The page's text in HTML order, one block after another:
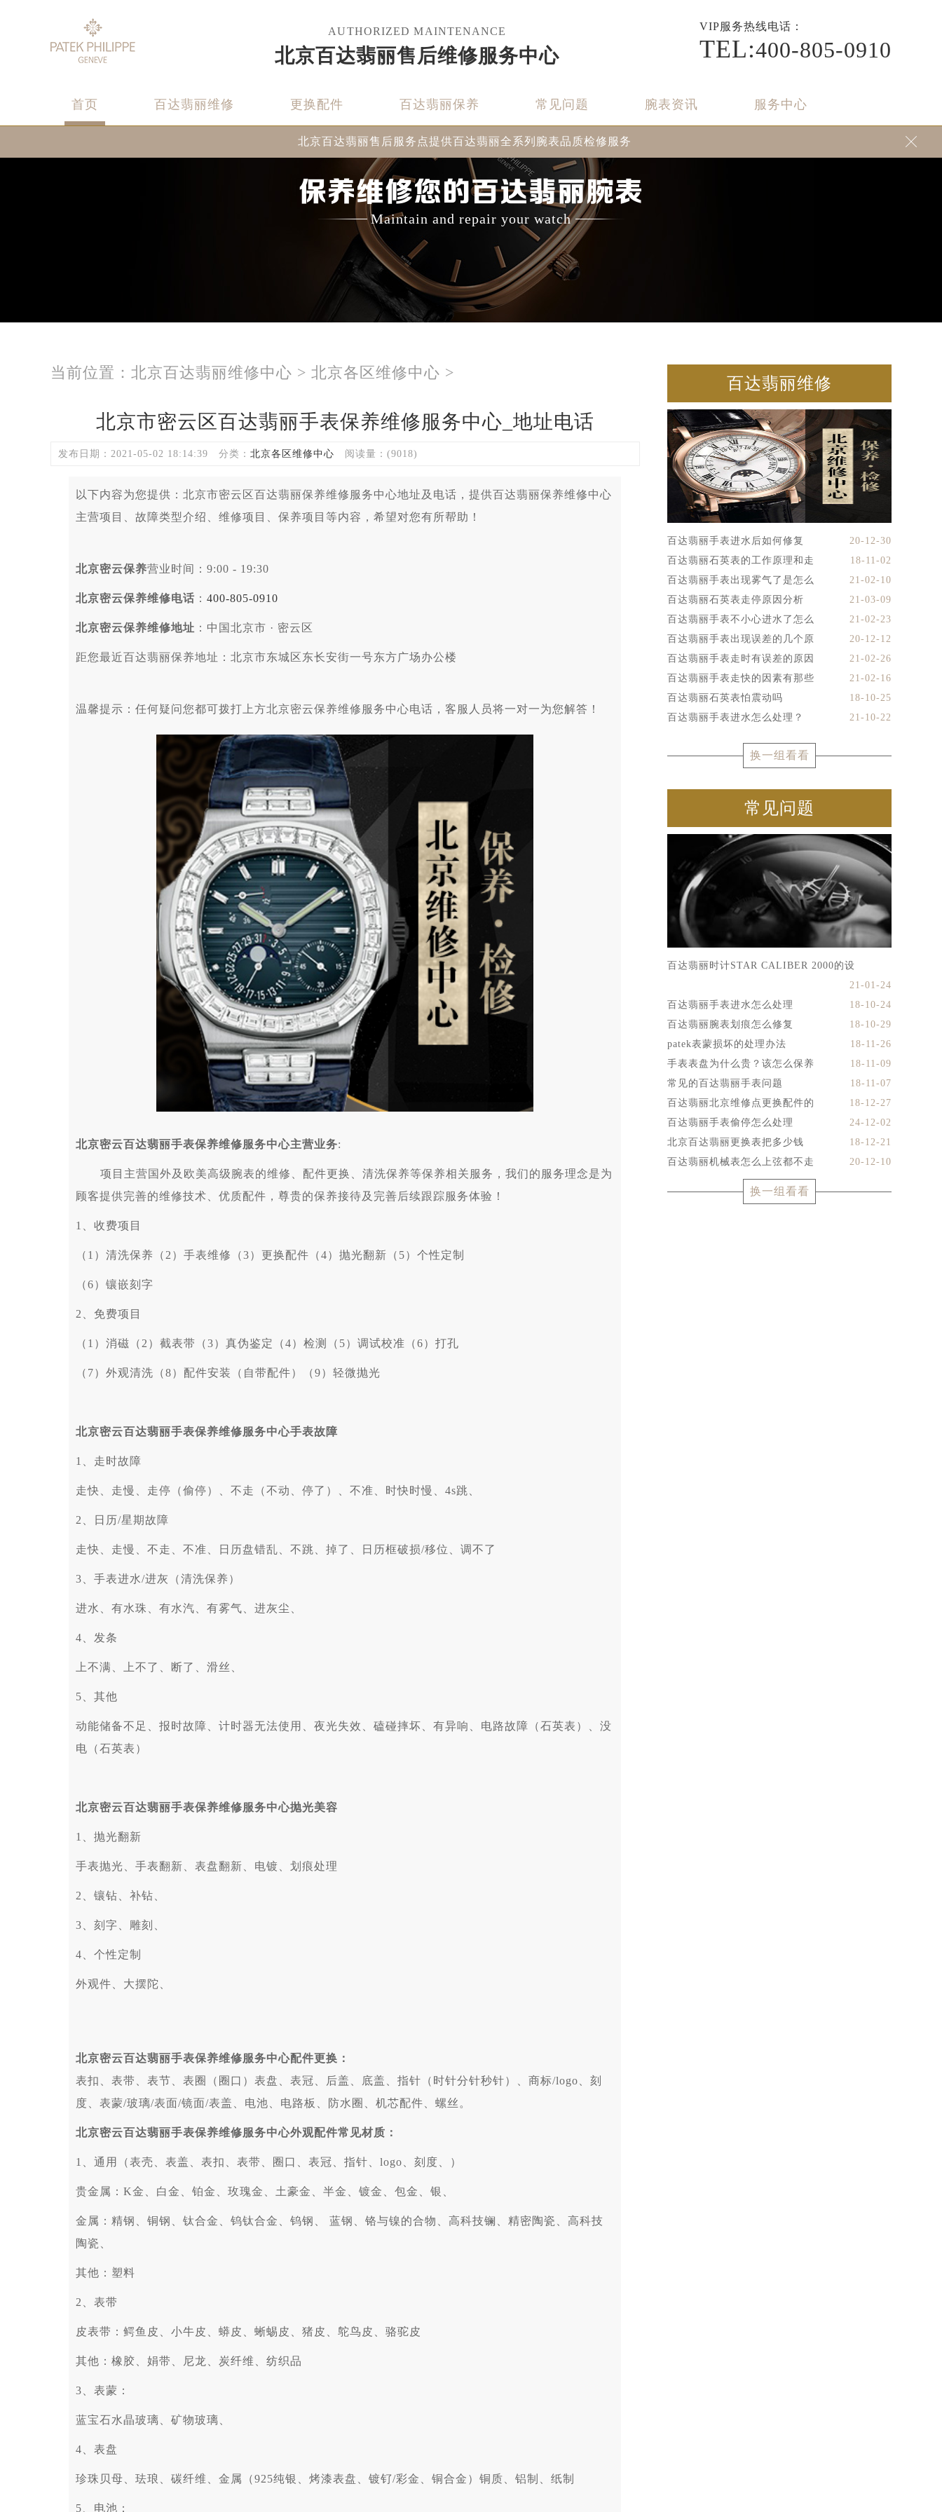
AUTHORIZED MAINTENANCE
北京百达翡丽售后维修服务中心
VIP服务热线电话：
TEL:400-805-0910
首页 百达翡丽维修 更换配件 百达翡丽保养 常见问题 腕表资讯 服务中心
北京百达翡丽售后服务点提供百达翡丽全系列腕表品质检修服务 
保养维修您的百达翡丽腕表
Maintain and repair your watch
当前位置： 北京百达翡丽维修中心 > 北京各区维修中心 >
北京市密云区百达翡丽手表保养维修服务中心_地址电话
发布日期：2021-05-02 18:14:39 分类： 北京各区维修中心 阅读量：(9018)
以下内容为您提供：北京市密云区百达翡丽保养维修服务中心地址及电话，提供百达翡丽保养维修中心
主营项目、故障类型介绍、维修项目、保养项目等内容，希望对您有所帮助！
北京密云保养营业时间：9:00 - 19:30
北京密云保养维修电话 ： 400-805-0910
北京密云保养维修地址 ：中国北京市 · 密云区
距您最近百达翡丽保养地址：北京市东城区东长安街一号东方广场办公楼
温馨提示：任何疑问您都可拨打上方北京密云保养维修服务中心电话，客服人员将一对一为您解答！
北京密云百达翡丽手表保养维修服务中心主营业务:
项目主营国外及欧美高级腕表的维修、配件更换、清洗保养等保养相关服务，我们的服务理念是为
顾客提供完善的维修技术、优质配件，尊贵的保养接待及完善后续跟踪服务体验！
1、收费项目
（1）清洗保养（2）手表维修（3）更换配件（4）抛光翻新（5）个性定制
（6）镶嵌刻字
2、免费项目
（1）消磁（2）截表带（3）真伪鉴定（4）检测（5）调试校准（6）打孔
（7）外观清洗（8）配件安装（自带配件）（9）轻微抛光
北京密云百达翡丽手表保养维修服务中心手表故障
1、走时故障
走快、走慢、走停（偷停）、不走（不动、停了）、不准、时快时慢、4s跳、
2、日历/星期故障
走快、走慢、不走、不准、日历盘错乱、不跳、掉了、日历框破损/移位、调不了
3、手表进水/进灰（清洗保养）
进水、有水珠、有水汽、有雾气、进灰尘、
4、发条
上不满、上不了、断了、滑丝、
5、其他
动能储备不足、报时故障、计时器无法使用、夜光失效、磕碰摔坏、有异响、电路故障（石英表）、没
电（石英表）
北京密云百达翡丽手表保养维修服务中心抛光美容
1、抛光翻新
手表抛光、手表翻新、表盘翻新、电镀、划痕处理
2、镶钻、补钻、
3、刻字、雕刻、
4、个性定制
外观件、大摆陀、
北京密云百达翡丽手表保养维修服务中心配件更换：
表扣、表带、表节、表圈（圈口）表盘、表冠、后盖、底盖、指针（时针分针秒针）、商标/logo、刻
度、表蒙/玻璃/表面/镜面/表盖、电池、电路板、防水圈、机芯配件、螺丝。
北京密云百达翡丽手表保养维修服务中心外观配件常见材质：
1、通用（表壳、表盖、表扣、表带、圈口、表冠、指针、logo、刻度、）
贵金属：K金、白金、铂金、玫瑰金、土豪金、半金、镀金、包金、银、
金属：精钢、铜钢、钛合金、钨钛合金、钨钢、 蓝钢、铬与镍的合物、高科技镧、精密陶瓷、高科技
陶瓷、
其他：塑料
2、表带
皮表带：鳄鱼皮、小牛皮、蟒皮、蜥蜴皮、猪皮、鸵鸟皮、骆驼皮
其他：橡胶、娟带、尼龙、炭纤维、纺织品
3、表蒙：
蓝宝石水晶玻璃、矿物玻璃、
4、表盘
珍珠贝母、珐琅、碳纤维、金属（925纯银、烤漆表盘、镀钌/彩金、铜合金）铜质、铝制、纸制
5、电池：
百达翡丽维修
百达翡丽手表进水后如何修复
20-12-30
百达翡丽石英表的工作原理和走
18-11-02
百达翡丽手表出现雾气了是怎么
21-02-10
百达翡丽石英表走停原因分析
21-03-09
百达翡丽手表不小心进水了怎么
21-02-23
百达翡丽手表出现误差的几个原
20-12-12
百达翡丽手表走时有误差的原因
21-02-26
百达翡丽手表走快的因素有那些
21-02-16
百达翡丽石英表怕震动吗
18-10-25
百达翡丽手表进水怎么处理？
21-10-22
换一组看看
常见问题
百达翡丽时计STAR CALIBER 2000的设
21-01-24
百达翡丽手表进水怎么处理
18-10-24
百达翡丽腕表划痕怎么修复
18-10-29
patek表蒙损坏的处理办法
18-11-26
手表表盘为什么贵？该怎么保养
18-11-09
常见的百达翡丽手表问题
18-11-07
百达翡丽北京维修点更换配件的
18-12-27
百达翡丽手表偷停怎么处理
24-12-02
北京百达翡丽更换表把多少钱
18-12-21
百达翡丽机械表怎么上弦都不走
20-12-10
换一组看看